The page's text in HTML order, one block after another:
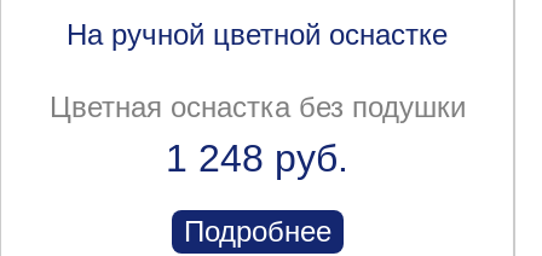
На ручной цветной оснастке
Цветная оснастка без подушки
1 248 руб.
Подробнее